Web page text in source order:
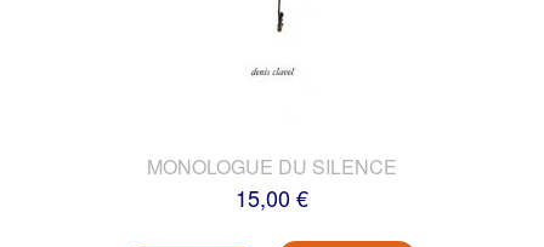
MONOLOGUE DU SILENCE
15,00 €